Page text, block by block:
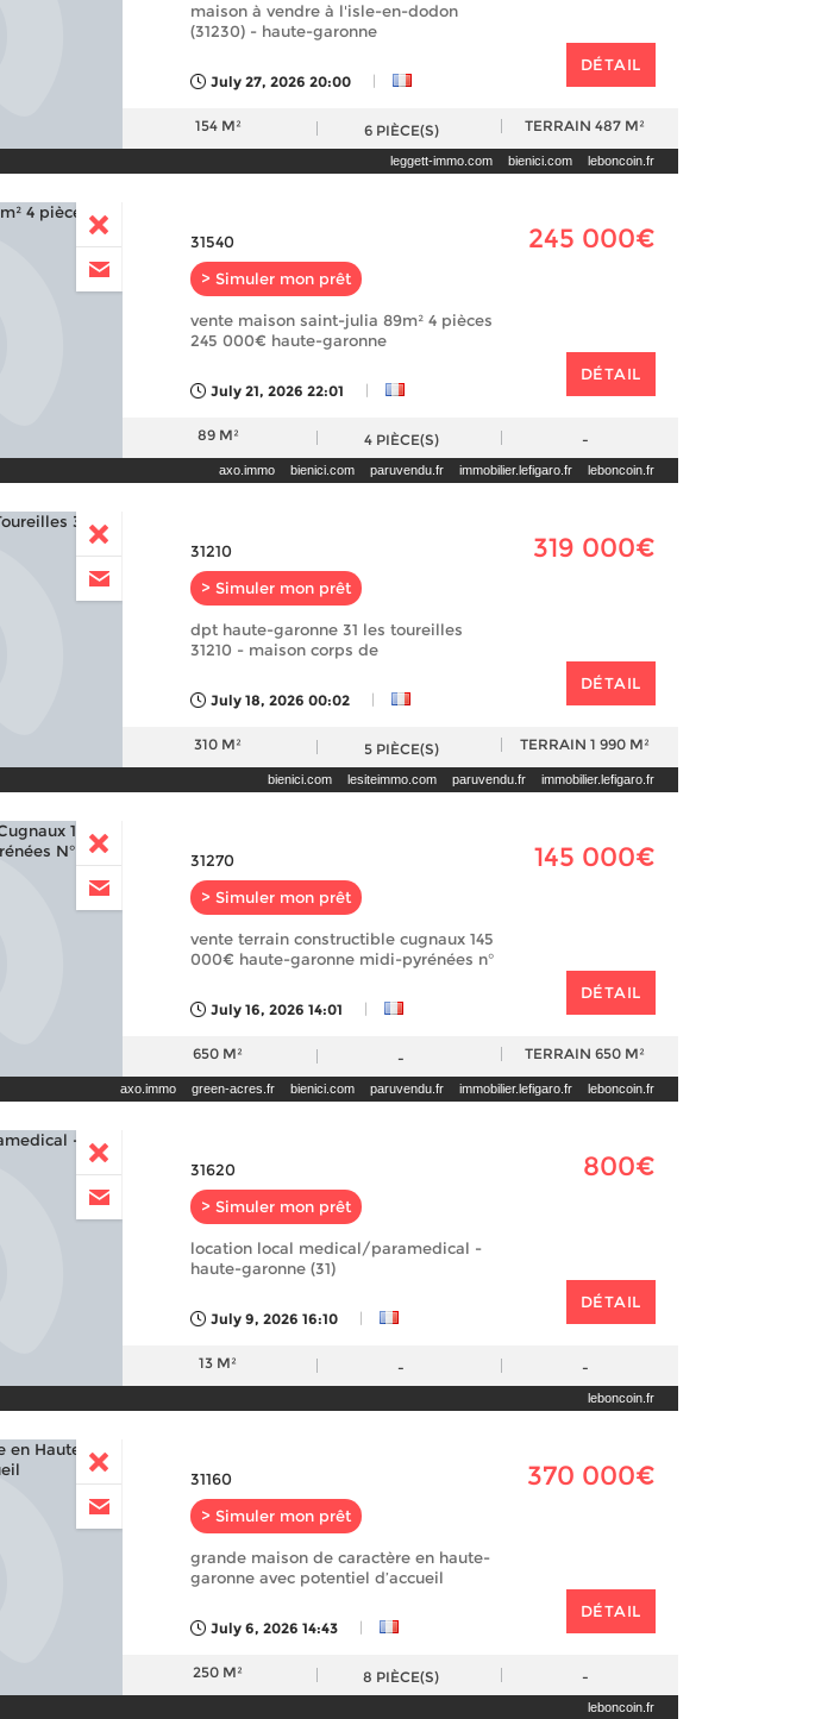
maison à vendre à l'isle-en-dodon
(31230) - haute-garonne
July 27, 2026 20:00 |
DÉTAIL
154 M² 6 PIÈCE(S) TERRAIN 487 M²
leggett-immo.com bienici.com leboncoin.fr
31540
> Simuler mon prêt
245 000€
vente maison saint-julia 89m² 4 pièces
245 000€ haute-garonne
July 21, 2026 22:01 |
DÉTAIL
89 M² 4 PIÈCE(S) -
axo.immo bienici.com paruvendu.fr immobilier.lefigaro.fr leboncoin.fr
31210
> Simuler mon prêt
319 000€
dpt haute-garonne 31 les toureilles
31210 - maison corps de
July 18, 2026 00:02 |
DÉTAIL
310 M² 5 PIÈCE(S) TERRAIN 1 990 M²
bienici.com lesiteimmo.com paruvendu.fr immobilier.lefigaro.fr
31270
> Simuler mon prêt
145 000€
vente terrain constructible cugnaux 145
000€ haute-garonne midi-pyrénées n°
July 16, 2026 14:01 |
DÉTAIL
650 M² - TERRAIN 650 M²
axo.immo green-acres.fr bienici.com paruvendu.fr immobilier.lefigaro.fr leboncoin.fr
31620
> Simuler mon prêt
800€
location local medical/paramedical -
haute-garonne (31)
July 9, 2026 16:10 |
DÉTAIL
13 M² - -
leboncoin.fr
31160
> Simuler mon prêt
370 000€
grande maison de caractère en haute-
garonne avec potentiel d’accueil
July 6, 2026 14:43 |
DÉTAIL
250 M² 8 PIÈCE(S) -
leboncoin.fr